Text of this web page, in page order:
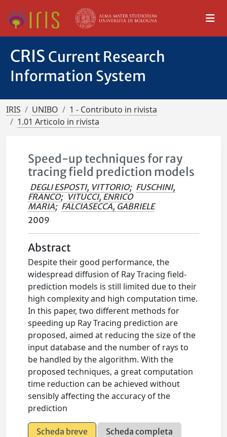
CRIS Current Research
Information System
IRIS UNIBO
1 - Contributo in rivista
1.01 Articolo in rivista
Speed-up techniques for ray
tracing field prediction models
DEGLI ESPOSTI, VITTORIO; FUSCHINI,
FRANCO; VITUCCI, ENRICO
MARIA; FALCIASECCA, GABRIELE
2009
Abstract
Despite their good performance, the
widespread diffusion of Ray Tracing field-
prediction models is still limited due to their
high complexity and high computation time.
In this paper, two different methods for
speeding up Ray Tracing prediction are
proposed, aimed at reducing the size of the
input database and the number of rays to
be handled by the algorithm. With the
proposed techniques, a great computation
time reduction can be achieved without
sensibly affecting the accuracy of the
prediction
Scheda breve
Scheda completa